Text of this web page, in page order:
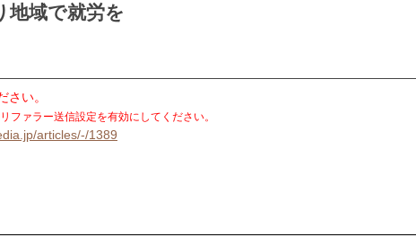
地域で就労を
い。
ファラー送信設定を有効にしてください。
articles/-/1389